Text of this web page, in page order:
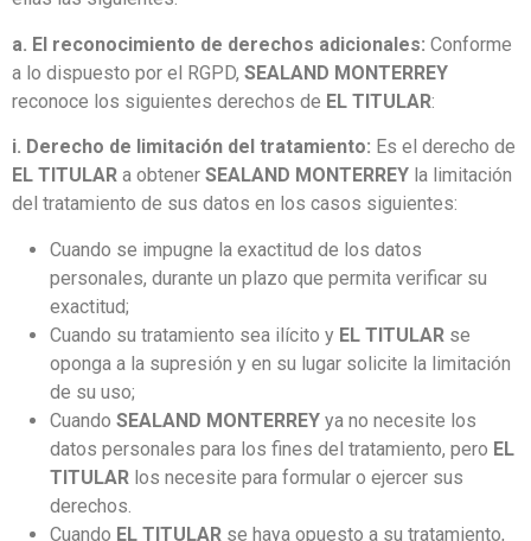
a. El reconocimiento de derechos adicionales: Conforme
a lo dispuesto por el RGPD, SEALAND MONTERREY
reconoce los siguientes derechos de EL TITULAR:
i. Derecho de limitación del tratamiento: Es el derecho de
EL TITULAR a obtener SEALAND MONTERREY la limitación
del tratamiento de sus datos en los casos siguientes:
Cuando se impugne la exactitud de los datos
personales, durante un plazo que permita verificar su
exactitud;
Cuando su tratamiento sea ilícito y EL TITULAR se
oponga a la supresión y en su lugar solicite la limitación
de su uso;
Cuando SEALAND MONTERREY ya no necesite los
datos personales para los fines del tratamiento, pero EL
TITULAR los necesite para formular o ejercer sus
derechos.
Cuando EL TITULAR se haya opuesto a su tratamiento,